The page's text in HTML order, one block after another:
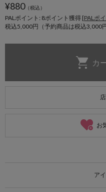
¥880（税込）
PALポイント: 8ポイント獲得 [PALポ
税込5,000円（予約商品は税込3,000
お
ア